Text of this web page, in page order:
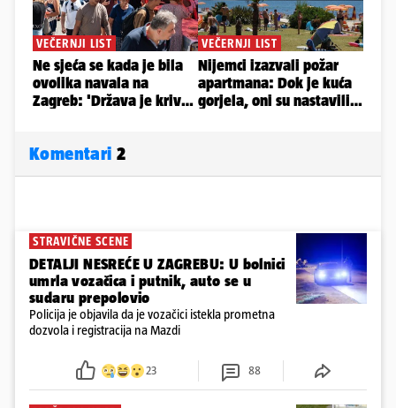
Komentari 2
STRAVIČNE SCENE
DETALJI NESREĆE U ZAGREBU: U bolnici
umrla vozačica i putnik, auto se u
sudaru prepolovio
Policija je objavila da je vozačici istekla prometna
dozvola i registracija na Mazdi
23 88